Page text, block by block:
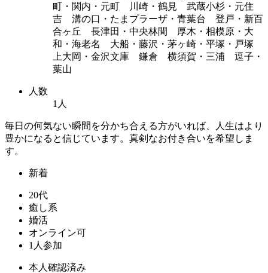
町・関内・元町 川崎・鶴見 武蔵小杉・元住
吉 溝の口・たまプラーザ・青葉台 登戸・新百
合ヶ丘 長津田・中央林間 厚木・相模原・大
和・海老名 大船・藤沢・茅ヶ崎・平塚・戸塚
上大岡・金沢文庫 鎌倉 横須賀・三浦 逗子・
葉山
人数
1人
毎日の何気ない瞬間を分かち合える方がいれば、人生はより
豊かになると信じています。真剣なお付き合いを希望しま
す。
新着
20代
癒し系
婚活
オンライン可
1人参加
本人確認済み